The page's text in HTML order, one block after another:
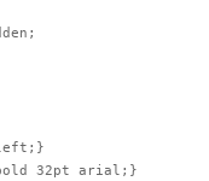
32pt arial;}